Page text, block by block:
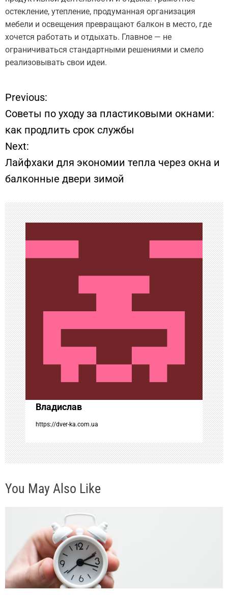
остекление, утепление, продуманная организация
мебели и освещения превращают балкон в место, где
хочется работать и отдыхать. Главное — не
ограничиваться стандартными решениями и смело
реализовывать свои идеи.
Н
а
в
и
г
а
ц
и
я
п
о
з
а
п
и
с
я
Previous:
Советы по уходу за пластиковыми окнами:
как продлить срок службы
Next:
Лайфхаки для экономии тепла через окна и
балконные двери зимой
Владислав
https://dver-ka.com.ua
You May Also Like